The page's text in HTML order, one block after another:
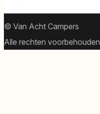
© Van Acht Campers
Alle rechten voorbehouden